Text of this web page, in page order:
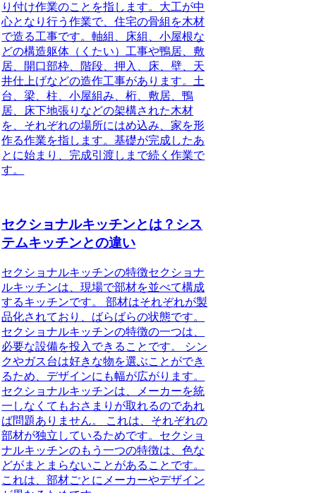
り付け作業のことを指します。 大工が中
心となり行う作業で、住宅の骨組を木材
で造る工事です。軸組、床組、小屋根な
どの構造躯体（くたい）工事や鴨居、敷
居、開口部枠、階段、押入、床、壁、天
井仕上げなどの造作工事があります。土
台、梁、柱、小屋組み、桁、敷居、鴨
居、床下地張りなどの架構された木材
を、それぞれの場所にはめ込み、家を形
作る作業を指します。基礎が完成したあ
とに始まり、完成引渡しまで続く作業で
す。
セクショナルキッチンとは？シス
テムキッチンとの違い
セクショナルキッチンの特徴セクショナ
ルキッチンは、現場で部材を並べて構成
するキッチンです。
部材はそれぞれが製
品化されており、ばらばらの状態です。
セクショナルキッチンの特徴の一つは、
必要な設備を投入できることです。
シン
クやガス台は好きな物を選ぶことができ
るため、デザインにも幅が広がります。
セクショナルキッチンは、メーカーを統
一しなくてもおさまりが取れるのであれ
ば問題ありません。
これは、それぞれの
部材が独立しているためです。 セクショ
ナルキッチンのもう一つの特徴は、色な
どがまとまらないことがあることです。
これは、部材ごとにメーカーやデザイン